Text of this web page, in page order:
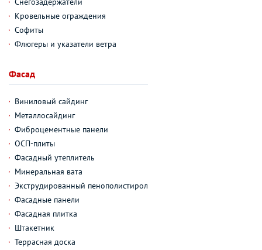
Кровельные ограждения
Софиты
Флюгеры и указатели ветра
Фасад
Виниловый сайдинг
Металлосайдинг
Фиброцементные панели
ОСП-плиты
Фасадный утеплитель
Минеральная вата
Экструдированный пенополистирол
Фасадные панели
Фасадная плитка
Штакетник
Террасная доска